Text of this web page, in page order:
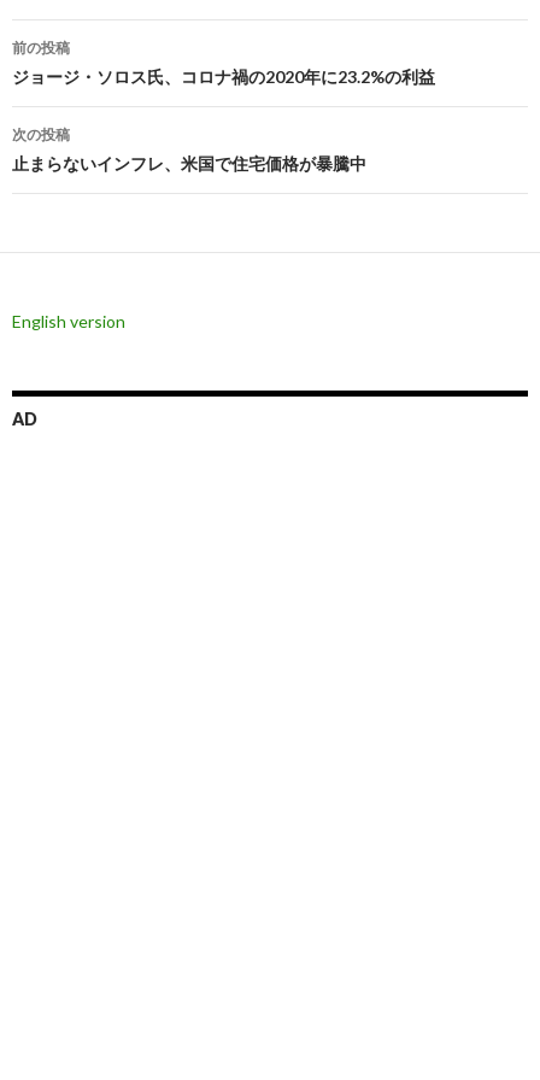
投
稿
ナ
ビ
ゲ
ー
ョ
前の投稿
ジョージ・ソロス氏、コロナ禍の2020年に23.2%の利益
次の投稿
止まらないインフレ、米国で住宅価格が暴騰中
English version
AD